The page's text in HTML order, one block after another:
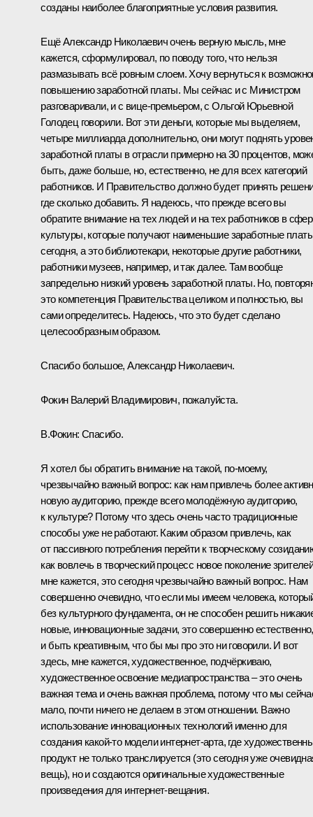
созданы наиболее благоприятные условия развития.
Ещё Александр Николаевич очень верную мысль, мне
кажется, сформулировал, по поводу того, что нельзя
размазывать всё ровным слоем. Хочу вернуться к
повышению заработной платы. Мы сейчас и с Министром
разговаривали, и с вице-премьером, с Ольгой Юрьевной
Голодец говорили. Вот эти деньги, которые мы выделяем,
четыре миллиарда дополнительно, они могут поднять
заработной платы в отрасли примерно на 30 процентов,
быть, даже больше, но, естественно, не для всех категорий
работников. И Правительство должно будет принять
где сколько добавить. Я надеюсь, что прежде всего вы
обратите внимание на тех людей и на тех работников в
культуры, которые получают наименьшие заработные
сегодня, а это библиотекари, некоторые другие работники,
работники музеев, например, и так далее. Там вообще
запредельно низкий уровень заработной платы. Но,
это компетенция Правительства целиком и полностью, вы
сами определитесь. Надеюсь, что это будет сделано
целесообразным образом.
Спасибо большое, Александр Николаевич.
Фокин Валерий Владимирович, пожалуйста.
В.Фокин: Спасибо.
Я хотел бы обратить внимание на такой, по‑моему,
чрезвычайно важный вопрос: как нам привлечь более
новую аудиторию, прежде всего молодёжную аудиторию,
к культуре? Потому что здесь очень часто традиционные
способы уже не работают. Каким образом привлечь, как
от пассивного потребления перейти к творческому
как вовлечь в творческий процесс новое поколение
мне кажется, это сегодня чрезвычайно важный вопрос. Нам
совершенно очевидно, что если мы имеем человека,
без культурного фундамента, он не способен решить
новые, инновационные задачи, это совершенно естественно,
и быть креативным, что бы мы про это ни говорили. И вот
здесь, мне кажется, художественное, подчёркиваю,
художественное освоение медиапространства – это очень
важная тема и очень важная проблема, потому что мы
мало, почти ничего не делаем в этом отношении. Важно
использование инновационных технологий именно для
создания какой‑то модели интернет-арта, где
продукт не только транслируется (это сегодня уже
вещь), но и создаются оригинальные художественные
произведения для интернет-вещания.